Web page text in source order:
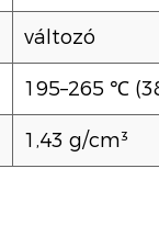
változó
195–265 ℃
1,43 g/cm³